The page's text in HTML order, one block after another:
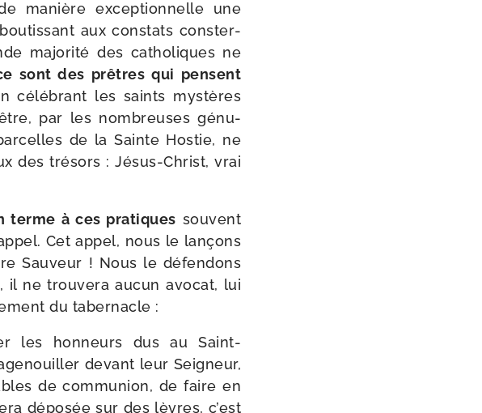
manière excep­tion­nelle une
aux constats conster­
majo­ri­té des catho­liques ne
sont des prêtres qui pensent
célé­brant les saints mys­tères
par les nom­breuses génu­
de la Sainte Hostie, ne
des tré­sors : Jésus-​Christ, vrai
terme à ces pra­tiques sou­vent
Cet appel, nous le lan­çons
Sauveur ! Nous le défen­dons
il ne trou­ve­ra aucun avo­cat, lui
du tabernacle :
les hon­neurs dus au Saint-​
devant leur Seigneur,
de com­mu­nion, de faire en
dépo­sée sur des lèvres, c’est